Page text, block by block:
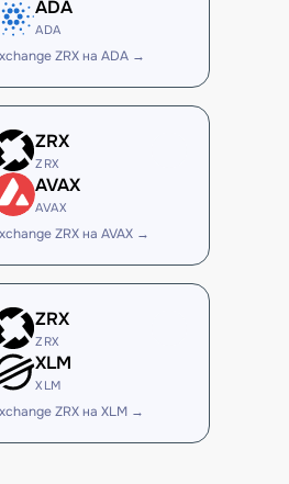
ADA
ADA
ZRX на ADA →
ZRX
ZRX
AVAX
AVAX
ZRX на AVAX →
ZRX
ZRX
XLM
XLM
ZRX на XLM →